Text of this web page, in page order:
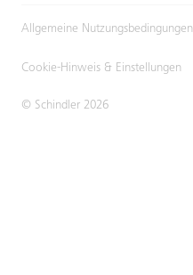
© Schindler 2026
Allgemeine Nutzungsbedingungen
Cookie-Hinweis & Einstellungen